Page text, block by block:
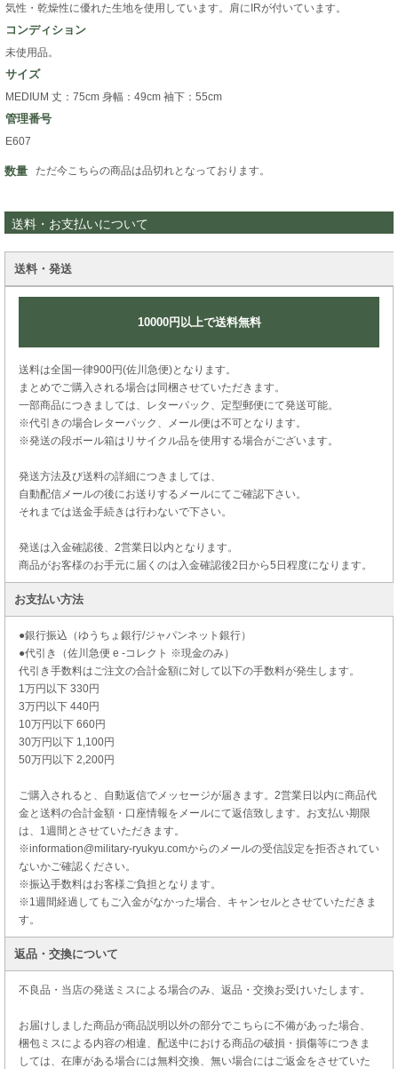
気性・乾燥性に優れた生地を使用しています。肩にIRが付いています。
コンディション
未使用品。
サイズ
MEDIUM 丈：75cm 身幅：49cm 袖下：55cm
管理番号
E607
数量 ただ今こちらの商品は品切れとなっております。
送料・お支払いについて
送料・発送
10000円以上で送料無料
送料は全国一律900円(佐川急便)となります。
まとめでご購入される場合は同梱させていただきます。
一部商品につきましては、レターパック、定型郵便にて発送可能。
※代引きの場合レターパック、メール便は不可となります。
※発送の段ボール箱はリサイクル品を使用する場合がございます。
発送方法及び送料の詳細につきましては、
自動配信メールの後にお送りするメールにてご確認下さい。
それまでは送金手続きは行わないで下さい。
発送は入金確認後、2営業日以内となります。
商品がお客様のお手元に届くのは入金確認後2日から5日程度になります。
お支払い方法
●銀行振込（ゆうちょ銀行/ジャパンネット銀行）
●代引き（佐川急便 e -コレクト ※現金のみ）
代引き手数料はご注文の合計金額に対して以下の手数料が発生します。
1万円以下 330円
3万円以下 440円
10万円以下 660円
30万円以下 1,100円
50万円以下 2,200円
ご購入されると、自動返信でメッセージが届きます。2営業日以内に商品代
金と送料の合計金額・口座情報をメールにて返信致します。お支払い期限
は、1週間とさせていただきます。
※information@military-ryukyu.comからのメールの受信設定を拒否されてい
ないかご確認ください。
※振込手数料はお客様ご負担となります。
※1週間経過してもご入金がなかった場合、キャンセルとさせていただきま
す。
返品・交換について
不良品・当店の発送ミスによる場合のみ、返品・交換お受けいたします。
お届けしました商品が商品説明以外の部分でこちらに不備があった場合、
梱包ミスによる内容の相違、配送中における商品の破損・損傷等につきま
しては、在庫がある場合には無料交換、無い場合にはご返金をさせていた